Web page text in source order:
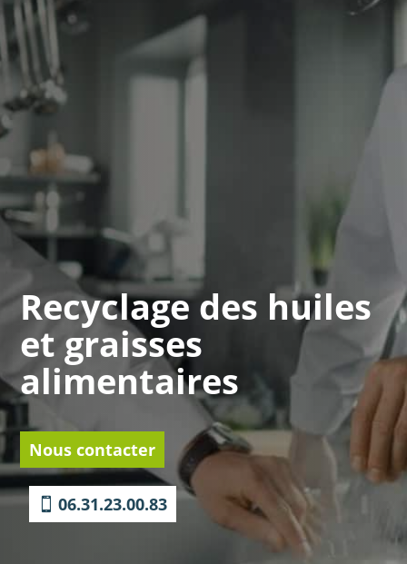
Recyclage des huiles
et graisses
alimentaires
Nous contacter
06.31.23.00.83